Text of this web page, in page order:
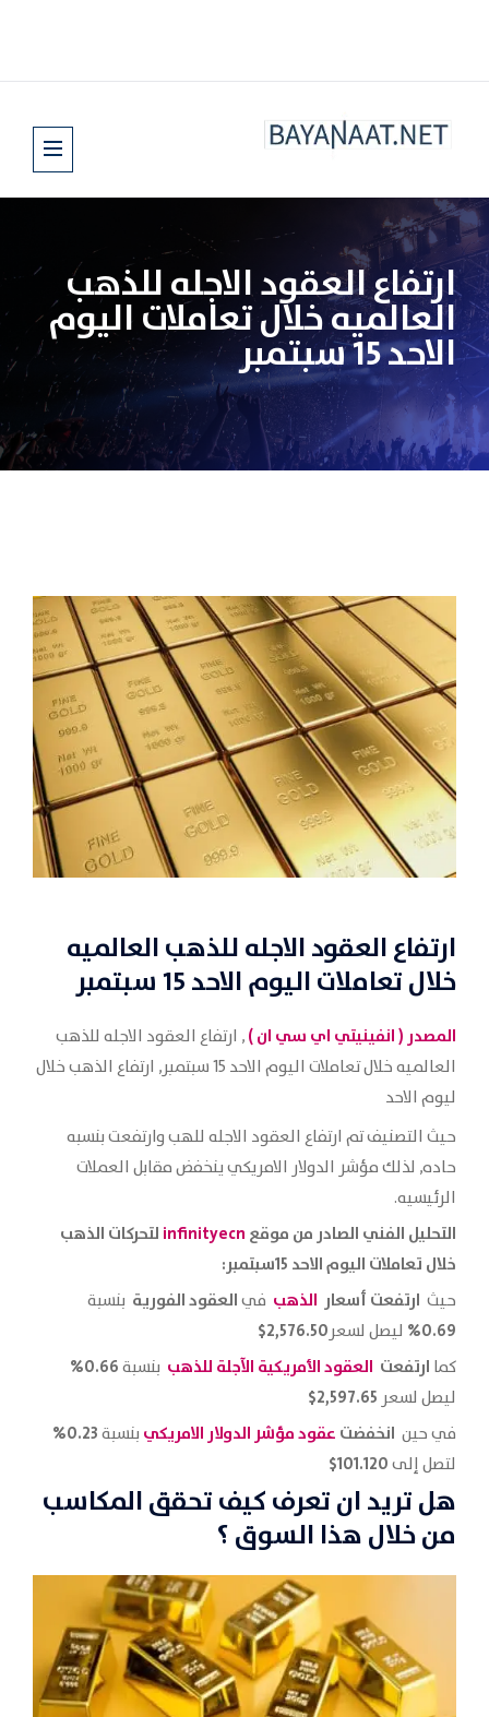
ارتفاع العقود الاجله للذهب
العالميه خلال تعاملات اليوم
الاحد 15 سبتمبر
ارتفاع العقود الاجله للذهب العالميه
خلال تعاملات اليوم الاحد 15 سبتمبر
المصدر (انفينيتي اي سي ان), ارتفاع العقود الاجله للذهب
العالميه خلال تعاملات اليوم الاحد 15 سبتمبر, ارتفاع الذهب خلال
ليوم الاحد
حيث التصنيف تم ارتفاع العقود الاجله للهب وارتفعت بنسبه
حاده, لذلك مؤشر الدولار الامريكي ينخفض مقابل العملات
الرئيسيه.
التحليل الفني الصادر من موقع infinityecn لتحركات الذهب
خلال تعاملات اليوم الاحد 15سبتمبر
:
حيث ارتفعت أسعار الذهب فيالعقود الفورية بنسبة
0.69% ليصل لسعر2,576.50$
كما ارتفعت العقود الأمريكية الآجلة للذهب بنسبة
ليصل لسعر 2,597.65$
في حين انخفضت عقود مؤشر الدولارالامريكي بنسبة
لتصل إلى101.120$
هل تريد ان تعرف كيف تحقق المكاسب
من خلال هذا السوق ؟